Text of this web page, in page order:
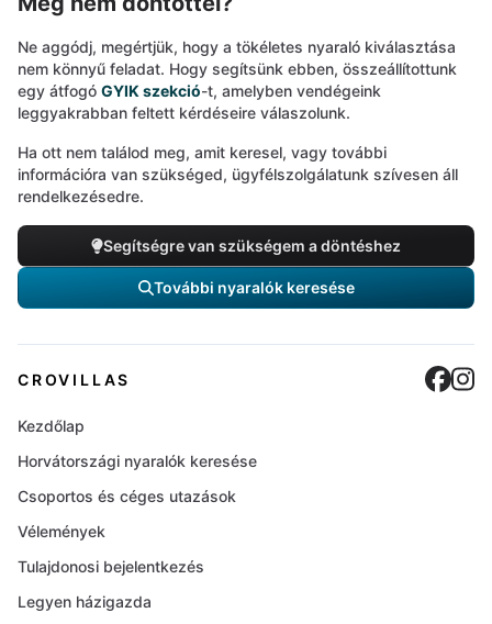
Ne aggódj, megértjük, hogy a tökéletes nyaraló kiválasztása
nem könnyű feladat. Hogy segítsünk ebben, összeállítottunk
egy átfogó GYIK szekció-t, amelyben vendégeink
leggyakrabban feltett kérdéseire válaszolunk.
Ha ott nem találod meg, amit keresel, vagy további
információra van szükséged, ügyfélszolgálatunk szívesen áll
rendelkezésedre.
Segítségre van szükségem a döntéshez
További nyaralók keresése
CROVILLAS
Kezdőlap
Horvátországi nyaralók keresése
Csoportos és céges utazások
Vélemények
Tulajdonosi bejelentkezés
Legyen házigazda